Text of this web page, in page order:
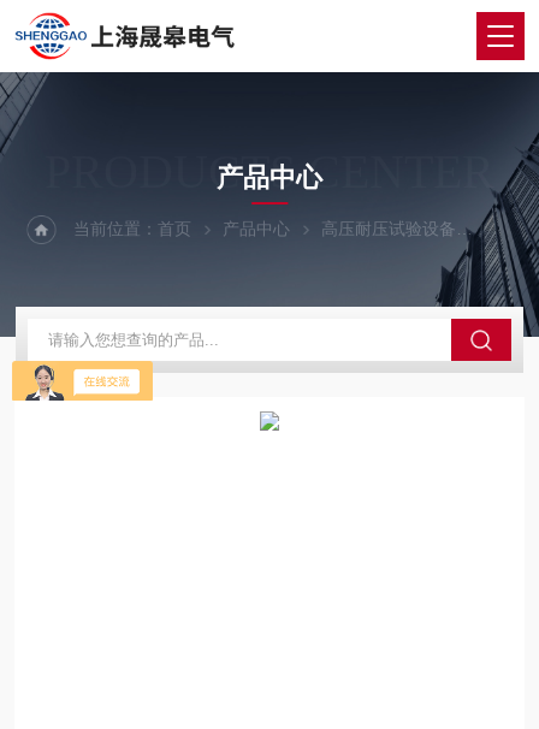
PRODUCTS CENTER
产品中心
当前位置：首页 产品中心 高压耐压试验设备 耐压